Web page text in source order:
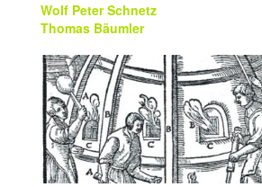
Wolf Peter Schnetz
Thomas Bäumler